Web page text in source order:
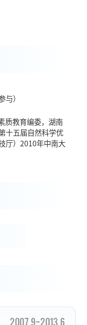
与）
质教育编委，湖南
十五届自然科学优
厅）2010年中南大
2007.9-2013.6